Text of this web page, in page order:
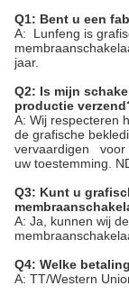
Q1: Bent u een
A: Lunfeng is
jaar.
Q2: Is mijn
productie
A: Wij respecteren
de grafische
vervaardigen voor
uw toestemming.
Q3: Kunt u
A: Ja, kunnen wij
Q4: Welke
A: TT/Western